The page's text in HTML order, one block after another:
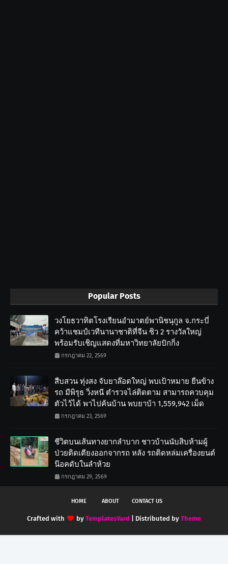
Popular Posts
วงโยธวาทิตโรงเรียนอำมาตย์พานิชนุกูล จ.กระบี่
คว้าแชมป์เวทีนานาชาติที่จีน ซิว 2 รางวัลใหญ่
พร้อมรับเชิญแสดงที่มหาวิทยาลัยปักกิ่ง
กรกฎาคม 22, 2569
สืบสวน ทุ่งสง จับยาล๊อตใหญ่ พบเป้าหมาย ยืนข้าง
รถ มีพิรุธ วิ่งหนี ตำรวจไล่ติดตาม สามารถควบคุม
ตัวไว้ได้ พาไปค้นบ้าน พบยาบ้า 1,559,942 เม็ด
กรกฎาคม 23, 2569
ชีวิตบนเส้นทางยากลำบาก ชาวบ้านนับสิบห้ามผู้
ป่วยติดเตียงออกจากรถ หลัง รถติดหล่มเครื่องยนต์
น๊อคดับในลำห้วย
กรกฎาคม 29, 2569
HOME ABOUT CONTACT US
Crafted with by TemplatesYard | Distributed by Theme